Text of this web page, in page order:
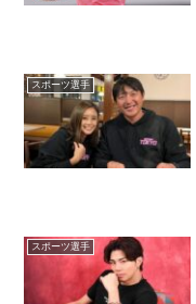
スポーツ選手
スポーツ選手